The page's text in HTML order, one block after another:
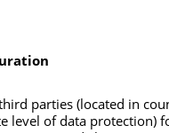
parties (located in
level of data protection)